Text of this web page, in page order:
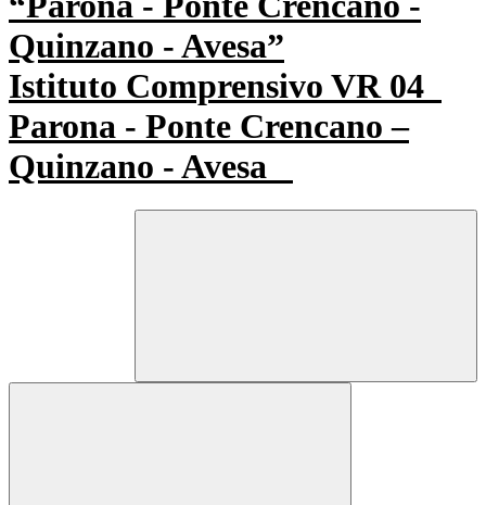
Istituto Comprensivo VR 04
Parona - Ponte Crencano –
Quinzano - Avesa